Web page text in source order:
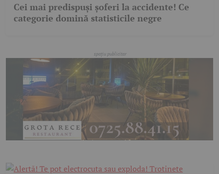
Cei mai predispuși șoferi la accidente! Ce
categorie domină statisticile negre